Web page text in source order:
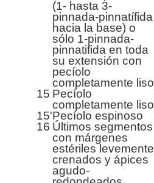
(1- hasta 3-
pinnada-pinnatífida
hacia la base) o
sólo 1-pinnada-
pinnatifida en toda
su extensión con
pecíolo
completamente liso
15 Pecíolo
completamente liso
15'Pecíolo espinoso
16 Últimos segmentos
con márgenes
estériles levemente
crenados y ápices
agudo-